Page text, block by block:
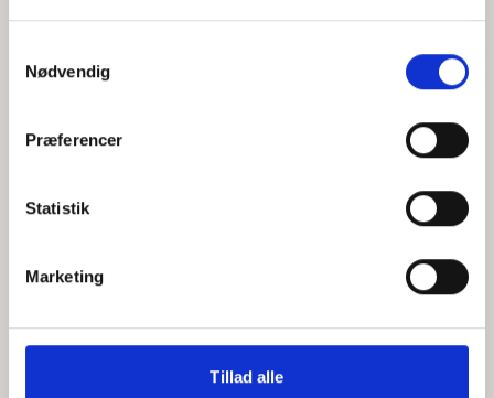
Nødvendig
Præferencer
Statistik
Marketing
Tillad alle
Hvem er CEPOS
Medarbejdere
ABCepos
Podcast